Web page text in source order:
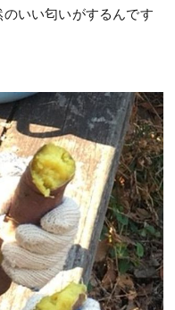
いい匂いがするんです